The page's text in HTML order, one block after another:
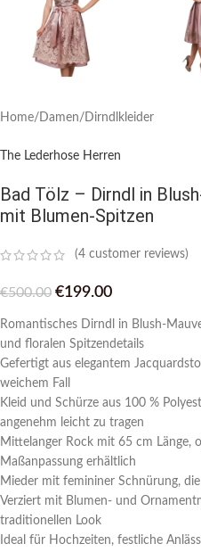
Home/ Damen/ Dirndlkleider
The Lederhose Herren
Bad Tölz – Dirndl in
mit Blumen-Spitzen
(4 customer reviews)
€500.00 €199.00
Romantisches Dirndl in Blush-
und floralen Spitzendetails
Gefertigt aus elegantem
weichem Fall
Kleid und Schürze aus 100 %
angenehm leicht zu tragen
Mittelanger Rock mit 65 cm Länge,
Maßanpassung erhältlich
Mieder mit femininer Schnürung,
Verziert mit Blumen- und
traditionellen Look
Ideal für Hochzeiten, festliche